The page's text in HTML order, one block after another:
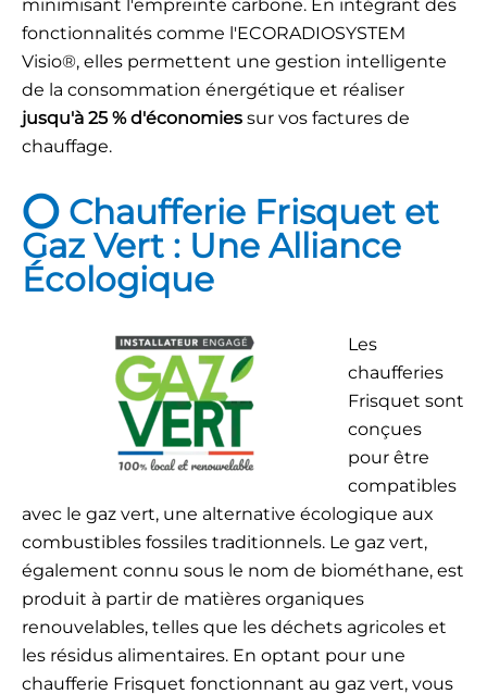
minimisant l'empreinte carbone. En intégrant des
fonctionnalités comme l'ECORADIOSYSTEM
Visio®, elles permettent une gestion intelligente
de la consommation énergétique et réaliser
jusqu'à 25 % d'économies sur vos factures de
chauffage.
⭕ Chaufferie Frisquet et
Gaz Vert : Une Alliance
Écologique
Les
chaufferies
Frisquet sont
conçues
pour être
compatibles
avec le gaz vert, une alternative écologique aux
combustibles fossiles traditionnels. Le gaz vert,
également connu sous le nom de biométhane, est
produit à partir de matières organiques
renouvelables, telles que les déchets agricoles et
les résidus alimentaires. En optant pour une
chaufferie Frisquet fonctionnant au gaz vert, vous